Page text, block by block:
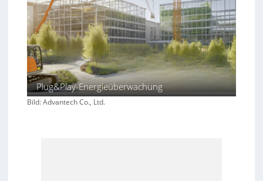
Plug&Play-Energieüberwachung
Bild: Advantech Co., Ltd.